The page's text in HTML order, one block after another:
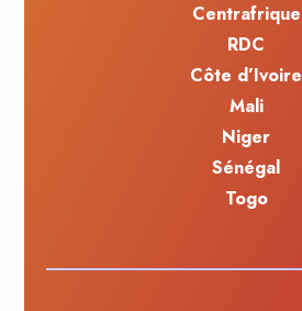
Centrafrique
RDC
Côte d’Ivoire
Mali
Niger
Sénégal
Togo